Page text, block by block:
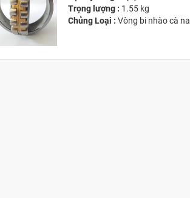
Trọng lượng : 1.55 kg
Chủng Loại :Vòng bi nhào cà na